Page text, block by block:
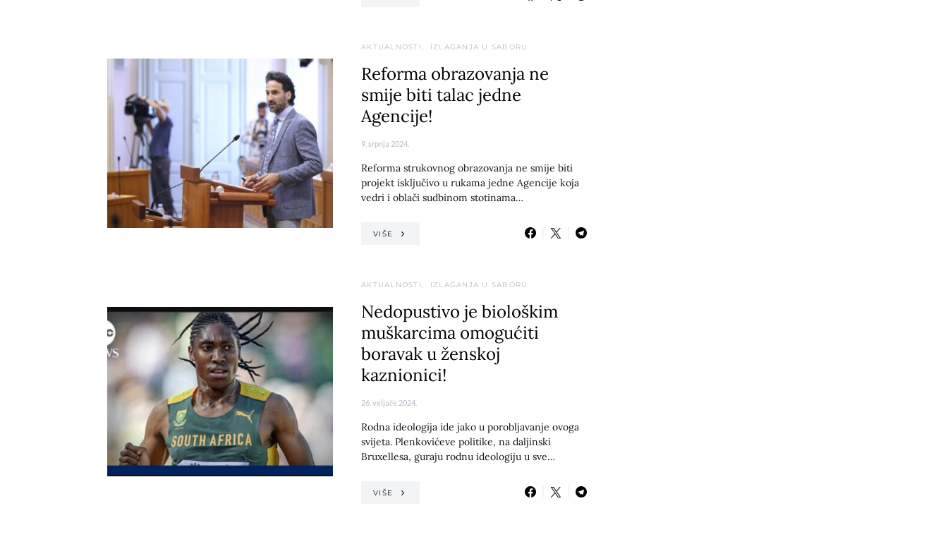
AKTUALNOSTI IZLAGANJA U SABORU
Reforma obrazovanja ne
smije biti talac jedne
Agencije!
9. srpnja 2024.
Reforma strukovnog obrazovanja ne smije biti
projekt isključivo u rukama jedne Agencije koja
vedri i oblači sudbinom stotinama…
VIŠE
AKTUALNOSTI IZLAGANJA U SABORU
Nedopustivo je biološkim
muškarcima omogućiti
boravak u ženskoj
kaznionici!
26. veljače 2024.
Rodna ideologija ide jako u porobljavanje ovoga
svijeta. Plenkovićeve politike, na daljinski
Bruxellesa, guraju rodnu ideologiju u sve…
VIŠE